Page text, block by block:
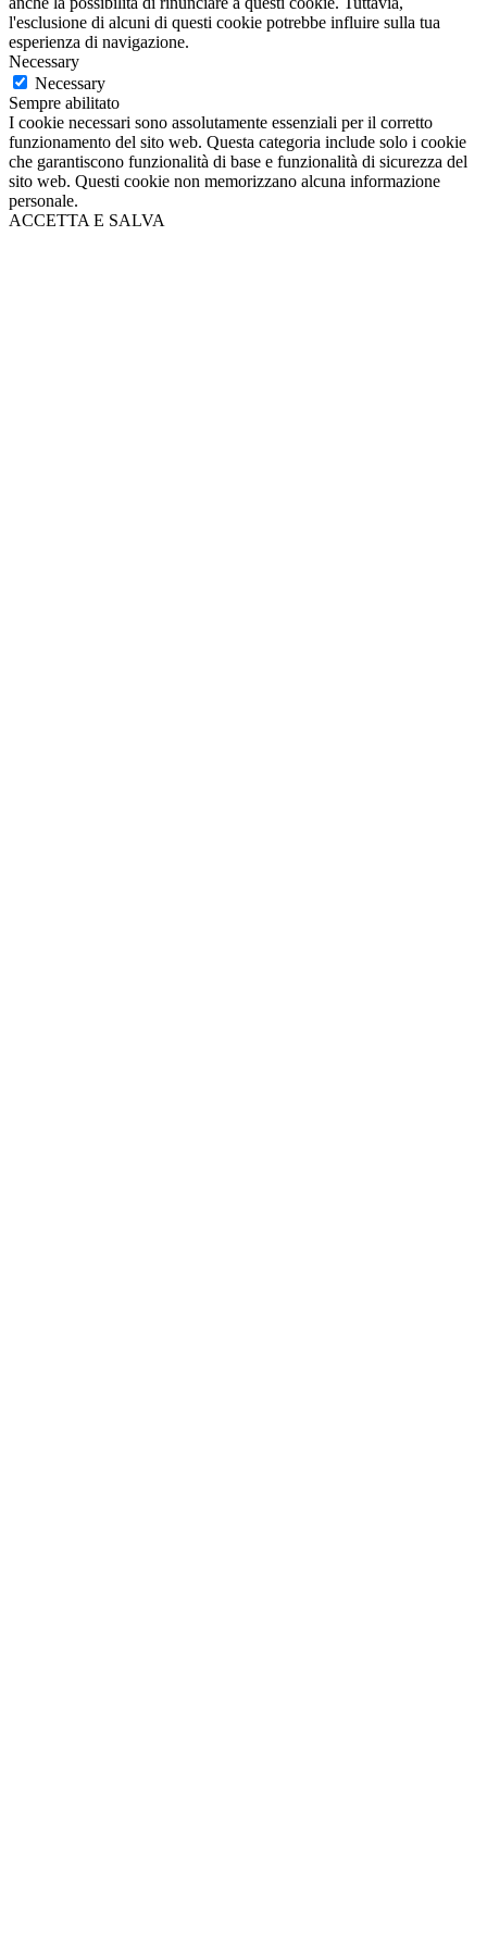
l'esclusione di alcuni di questi cookie potrebbe influire sulla tua
esperienza di navigazione.
Necessary
Necessary
Sempre abilitato
I cookie necessari sono assolutamente essenziali per il corretto
funzionamento del sito web. Questa categoria include solo i cookie
che garantiscono funzionalità di base e funzionalità di sicurezza del
sito web. Questi cookie non memorizzano alcuna informazione
personale.
ACCETTA E SALVA